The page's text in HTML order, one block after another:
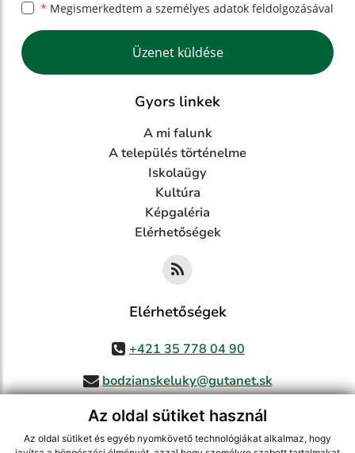
Az oldal sütiket használ
Az oldal sütiket és egyéb nyomkövető technológiákat alkalmaz, hogy
* Megismerkedtem a személyes adatok feldolgozásával
Google reCaptcha Response
Üzenet küldése
Gyors linkek
A mi falunk
A település történelme
Iskolaügy
Kultúra
Képgaléria
Elérhetőségek
Elérhetőségek
+421 35 778 04 90
bodzianskeluky@gutanet.sk